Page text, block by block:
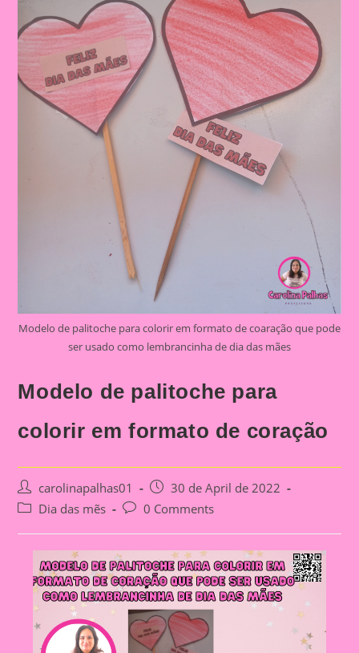
Modelo de palitoche para colorir em formato de coaração que pode
ser usado como lembrancinha de dia das mães
Modelo de palitoche para
colorir em formato de coração
Post
author:
carolinapalhas01
Post
published:
30 de April de 2022
PostDia das mẽs
Post0 Comments